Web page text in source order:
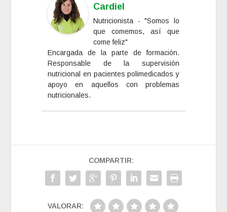
Cardiel
Nutricionista - "Somos lo
que comemos, así que
come feliz"
Encargada de la parte de formación.
Responsable de la supervisión
nutricional en pacientes polimedicados y
apoyo en aquellos con problemas
nutricionales.
COMPARTIR:
VALORAR: